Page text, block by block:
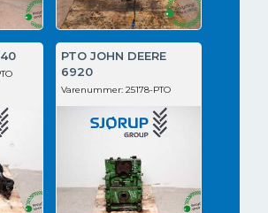
PTO JOHN DEERE
6920
Varenummer: 25178-PTO